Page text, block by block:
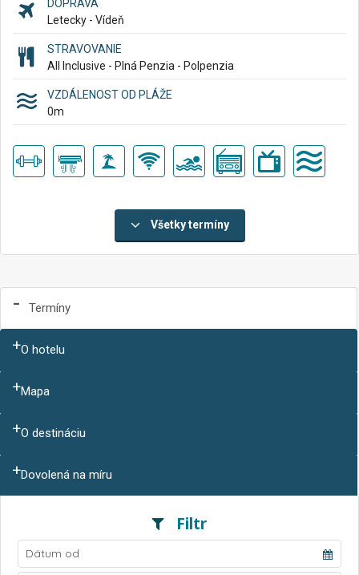
DOPRAVA
Letecky - Vídeň
STRAVOVANIE
All Inclusive - Plná Penzia - Polpenzia
VZDÁLENOST OD PLÁŽE
0m
Všetky termíny
Termíny
O hotelu
Mapa
O destináciu
Dovolená na míru
Filtr